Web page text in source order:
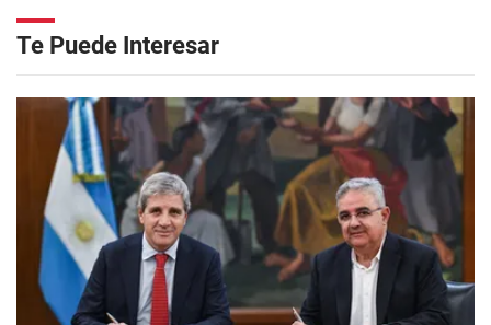
Te Puede Interesar